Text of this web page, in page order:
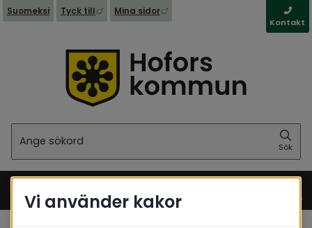
Suomeksi Tyck till Länk till annan webbplats, öppnas i nytt
Mina sidor Länk till annan webbplats,
Kontakt
Sök
Meny
Vi använder kakor